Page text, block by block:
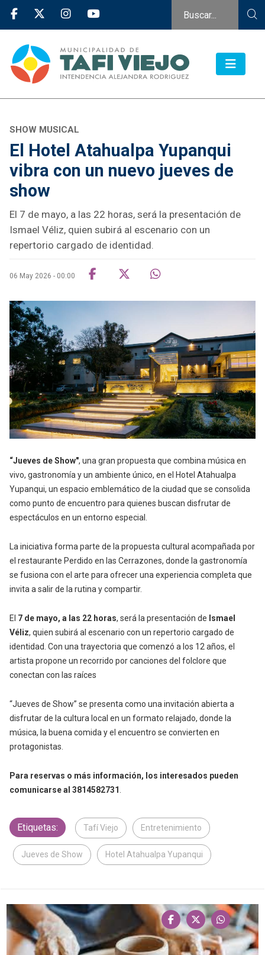
SHOW MUSICAL
El Hotel Atahualpa Yupanqui
vibra con un nuevo jueves de
show
El 7 de mayo, a las 22 horas, será la presentación de
Ismael Véliz, quien subirá al escenario con un
repertorio cargado de identidad.
06 May 2026 - 00:00
“Jueves de Show", una gran propuesta que combina música en
vivo, gastronomía y un ambiente único, en el Hotel Atahualpa
Yupanqui, un espacio emblemático de la ciudad que se consolida
como punto de encuentro para quienes buscan disfrutar de
espectáculos en un entorno especial.
La iniciativa forma parte de la propuesta cultural acompañada por
el restaurante Perdido en las Cerrazones, donde la gastronomía
se fusiona con el arte para ofrecer una experiencia completa que
invita a salir de la rutina y compartir.
El 7 de mayo, a las 22 horas, será la presentación de Ismael
Véliz, quien subirá al escenario con un repertorio cargado de
identidad. Con una trayectoria que comenzó a los 12 años, el
artista propone un recorrido por canciones del folclore que
conectan con las raíces
“Jueves de Show” se presenta como una invitación abierta a
disfrutar de la cultura local en un formato relajado, donde la
música, la buena comida y el encuentro se convierten en
protagonistas.
Para reservas o más información, los interesados pueden
comunicarse al 3814582731 .
Etiquetas: Tafí Viejo Entretenimiento
Jueves de Show Hotel Atahualpa Yupanqui